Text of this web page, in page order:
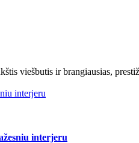
viešbutis ir brangiausias,
interjeru
interjeru